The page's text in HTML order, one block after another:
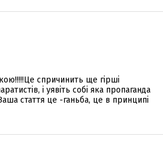
спричинить ще гірші
і уявіть собі яка пропаганда
стаття це -ганьба, це в принципі